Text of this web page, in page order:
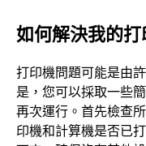
如何解決我的打
打印機問題可能是由
是，您可以採取一些
再次運行。首先檢查
印機和計算機是否已